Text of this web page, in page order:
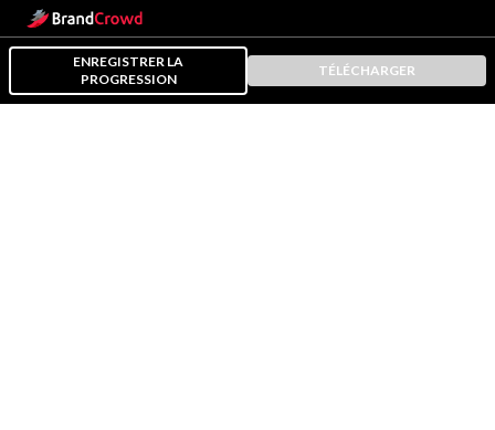
ENREGISTRER LA
PROGRESSION
TÉLÉCHARGER